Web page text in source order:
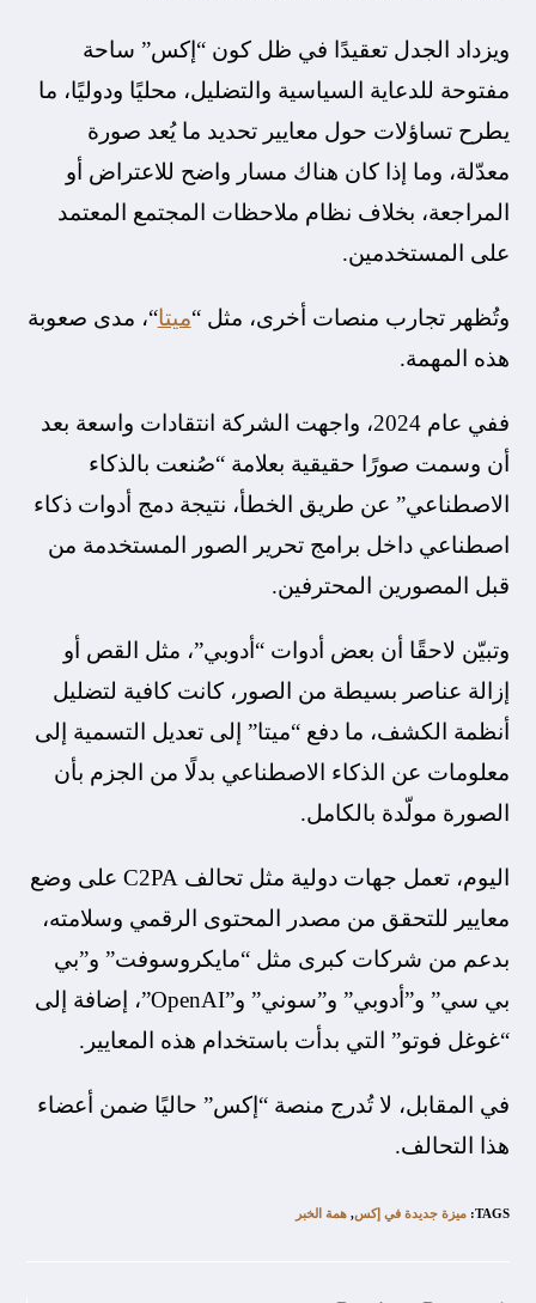
ويزداد الجدل تعقيدًا في ظل كون “إكس” ساحة
مفتوحة للدعاية السياسية والتضليل، محليًا ودوليًا، ما
يطرح تساؤلات حول معايير تحديد ما يُعد صورة
معدّلة، وما إذا كان هناك مسار واضح للاعتراض أو
المراجعة، بخلاف نظام ملاحظات المجتمع المعتمد
على المستخدمين.
وتُظهر تجارب منصات أخرى، مثل “ميتا“، مدى صعوبة
هذه المهمة.
ففي عام 2024، واجهت الشركة انتقادات واسعة بعد
أن وسمت صورًا حقيقية بعلامة “صُنعت بالذكاء
الاصطناعي” عن طريق الخطأ، نتيجة دمج أدوات ذكاء
اصطناعي داخل برامج تحرير الصور المستخدمة من
قبل المصورين المحترفين.
وتبيّن لاحقًا أن بعض أدوات “أدوبي”، مثل القص أو
إزالة عناصر بسيطة من الصور، كانت كافية لتضليل
أنظمة الكشف، ما دفع “ميتا” إلى تعديل التسمية إلى
معلومات عن الذكاء الاصطناعي بدلًا من الجزم بأن
الصورة مولّدة بالكامل.
اليوم، تعمل جهات دولية مثل تحالف C2PA على وضع
معايير للتحقق من مصدر المحتوى الرقمي وسلامته،
بدعم من شركات كبرى مثل “مايكروسوفت” و”بي
بي سي” و”أدوبي” و”سوني” و”OpenAI”، إضافة إلى
“غوغل فوتو” التي بدأت باستخدام هذه المعايير.
في المقابل، لا تُدرج منصة “إكس” حاليًا ضمن أعضاء
هذا التحالف.
TAGS
:ميزة جديدة في إكس, همة الخبر